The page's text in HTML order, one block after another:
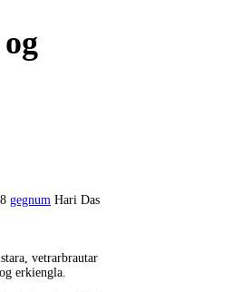
gegnum Hari Das
vetrarbrautar
erkiengla.